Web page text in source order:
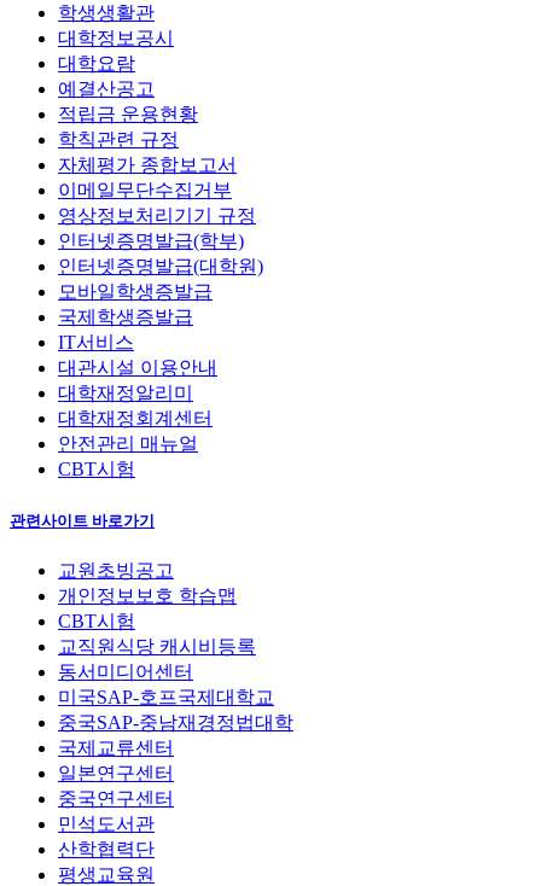
학생생활관
대학정보공시
대학요람
예결산공고
적립금 운용현황
학칙관련 규정
자체평가 종합보고서
이메일무단수집거부
영상정보처리기기 규정
인터넷증명발급(학부)
인터넷증명발급(대학원)
모바일학생증발급
국제학생증발급
IT서비스
대관시설 이용안내
대학재정알리미
대학재정회계센터
안전관리 매뉴얼
CBT시험
관련사이트 바로가기
교원초빙공고
개인정보보호 학습맵
CBT시험
교직원식당 캐시비등록
동서미디어센터
미국SAP-호프국제대학교
중국SAP-중남재경정법대학
국제교류센터
일본연구센터
중국연구센터
민석도서관
산학협력단
평생교육원